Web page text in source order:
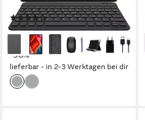
Produktdatenblatt
(97)
103,99 € UVP249,99 €
9,50 €mtl. in 12 Raten
-58%
lieferbar - in 2-3 Werktagen bei dir